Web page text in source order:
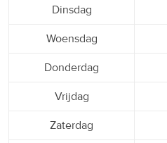
Dinsdag
Woensdag
Donderdag
Vrijdag
Zaterdag